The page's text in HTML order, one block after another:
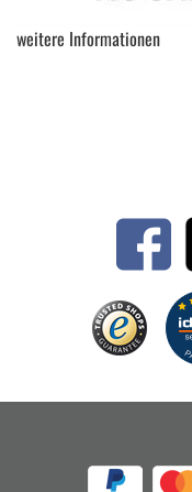
weitere Informationen